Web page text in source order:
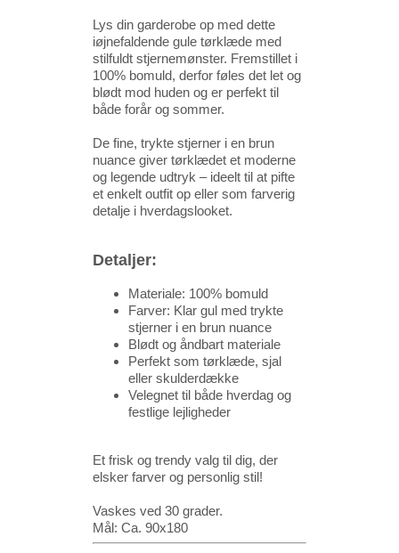
Lys din garderobe op med dette
iøjnefaldende gule tørklæde med
stilfuldt stjernemønster. Fremstillet i
100% bomuld, derfor føles det let og
blødt mod huden og er perfekt til
både forår og sommer.
De fine, trykte stjerner i en brun
nuance giver tørklædet et moderne
og legende udtryk – ideelt til at pifte
et enkelt outfit op eller som farverig
detalje i hverdagslooket.
Detaljer:
Materiale: 100% bomuld
Farver: Klar gul med trykte
stjerner i en brun nuance
Blødt og åndbart materiale
Perfekt som tørklæde, sjal
eller skulderdække
Velegnet til både hverdag og
festlige lejligheder
Et frisk og trendy valg til dig, der
elsker farver og personlig stil!
Vaskes ved 30 grader.
Mål: Ca. 90x180